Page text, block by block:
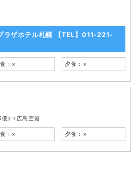
ラザホテル札幌 【TEL】011-221-
：× 夕食：×
便)⇒広島空港
：× 夕食：×